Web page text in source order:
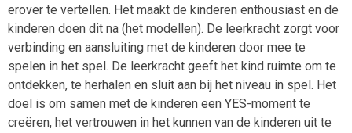
erover te vertellen. Het maakt de kinderen enthousiast en de
kinderen doen dit na (het modellen). De leerkracht zorgt voor
verbinding en aansluiting met de kinderen door mee te
spelen in het spel. De leerkracht geeft het kind ruimte om te
ontdekken, te herhalen en sluit aan bij het niveau in spel. Het
doel is om samen met de kinderen een YES-moment te
creëren, het vertrouwen in het kunnen van de kinderen uit te